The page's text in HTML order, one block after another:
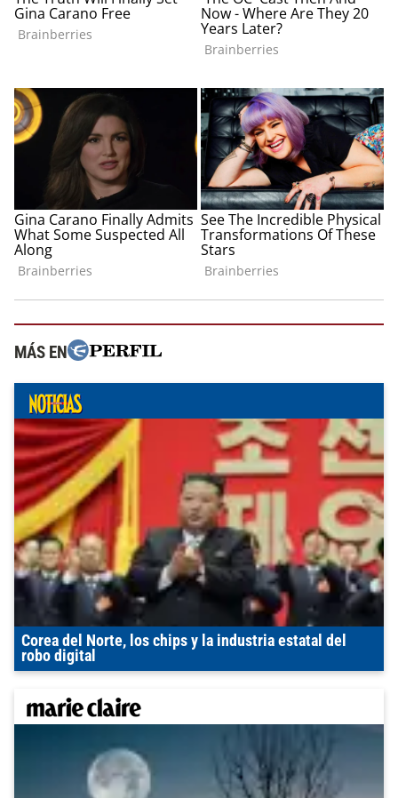
MÁS EN
Corea del Norte, los chips y la industria estatal del
robo digital